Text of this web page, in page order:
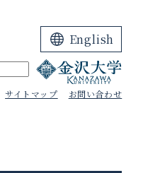
English
サイトマップ お問い合わせ